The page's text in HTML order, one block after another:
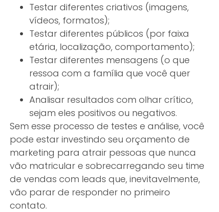
Testar diferentes criativos (imagens,
vídeos, formatos);
Testar diferentes públicos (por faixa
etária, localização, comportamento);
Testar diferentes mensagens (o que
ressoa com a família que você quer
atrair);
Analisar resultados com olhar crítico,
sejam eles positivos ou negativos.
Sem esse processo de testes e análise, você
pode estar investindo seu orçamento de
marketing para atrair pessoas que nunca
vão matricular e sobrecarregando seu time
de vendas com leads que, inevitavelmente,
vão parar de responder no primeiro
contato.